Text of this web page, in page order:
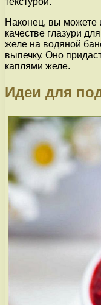
Наконец, вы можете
качестве глазури
желе на водяной
выпечку. Оно
каплями желе.
Идеи для